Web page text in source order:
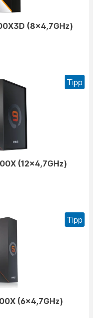
(8x4,7GHz)
Tipp
(12x4,7GHz)
Tipp
(6x4,7GHz)